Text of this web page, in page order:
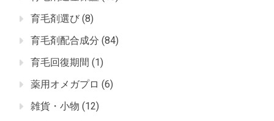
育毛剤選び (8)
育毛剤配合成分 (84)
育毛回復期間 (1)
薬用オメガプロ (6)
雑貨・小物 (12)